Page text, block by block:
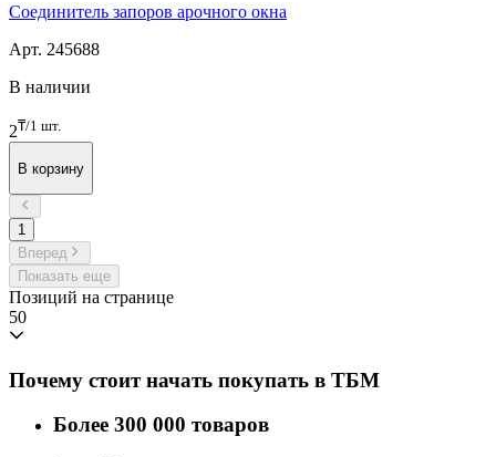
Соединитель запоров арочного окна
Арт. 245688
В наличии
2₸/1 шт.
В корзину
1
Вперед
Показать еще
Позиций на странице
50
Почему стоит начать покупать в ТБМ
Более 300 000 товаров